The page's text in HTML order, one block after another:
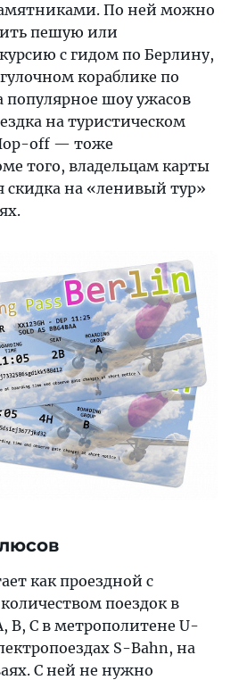
По ней можно
пешую или
с гидом по Берлину,
кораблике по
популярное шоу ужасов
на туристическом
off — тоже
того, владельцам карты
скидка на «ленивый тур»
как проездной с
поездок в
B, C в метрополитене U-
S-Bahn, на
С ней не нужно